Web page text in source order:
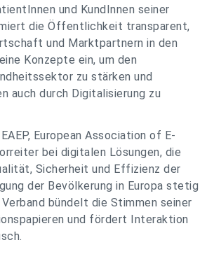
und KundInnen seiner
die Öffentlichkeit transparent,
und Marktpartnern in den
Konzepte ein, um den
zu stärken und
auch durch Digitalisierung zu
European Association of E-
bei digitalen Lösungen, die
Sicherheit und Effizienz der
der Bevölkerung in Europa stetig
bündelt die Stimmen seiner
und fördert Interaktion